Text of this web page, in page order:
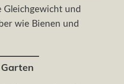
Gleichgewicht und
wie Bienen und